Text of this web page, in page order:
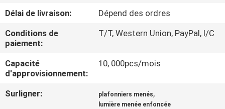
CONTRÔLE
DE
QUALITÉ
CONTACTEZ-
NOUS
Délai de livraison:
Dépend des ordres
Conditions de
paiement:
T/T, Western Union, PayPal, l/C
Capacité
d'approvisionnement:
10, 000pcs/mois
Surligner: plafonniers menés,
lumière menée enfoncée